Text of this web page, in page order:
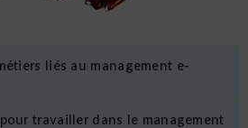
liés au management e-
travailler dans le management